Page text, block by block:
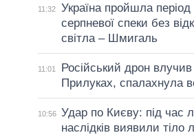
11:32
Україна пройшла період
серпневої спеки без
світла – Шмигаль
11:01
Російський дрон
Прилуках, спалахнула
10:56 Удар по Києву: під час
наслідків виявили тіло